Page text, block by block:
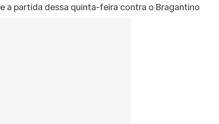
a partida dessa quinta-feira contra o Bragantino